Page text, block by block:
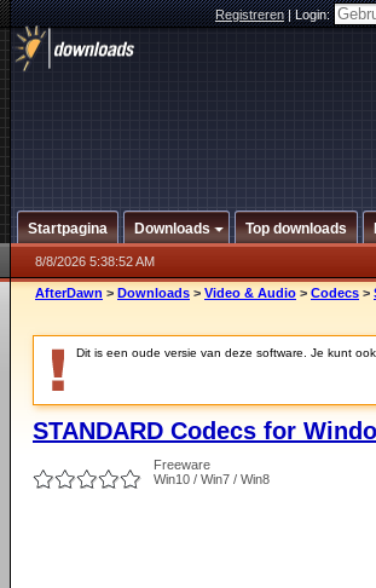
Registreren|Login:
Startpagina Downloads Top downloads
8/8/2026 5:38:52 AM
AfterDawn > Downloads > Video & Audio > Codecs >
Dit is een oude versie van deze software. Je kunt
STANDARD Codecs for
Freeware
Win10 / Win7 / Win8